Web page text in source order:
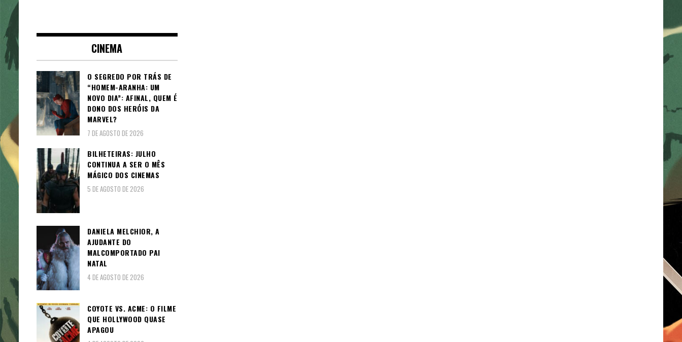
CINEMA
O SEGREDO POR TRÁS DE
“HOMEM-ARANHA: UM
NOVO DIA”: AFINAL, QUEM É
DONO DOS HERÓIS DA
MARVEL?
7 DE AGOSTO DE 2026
BILHETEIRAS: JULHO
CONTINUA A SER O MÊS
MÁGICO DOS CINEMAS
5 DE AGOSTO DE 2026
DANIELA MELCHIOR, A
AJUDANTE DO
MALCOMPORTADO PAI
NATAL
4 DE AGOSTO DE 2026
COYOTE VS. ACME: O FILME
QUE HOLLYWOOD QUASE
APAGOU